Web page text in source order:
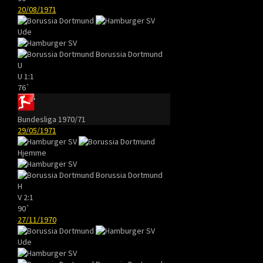
20/08/1971
Ude
Borussia Dortmund
U
U 1:1
76`
Bundesliga 1970/71
29/05/1971
Hjemme
Borussia Dortmund
H
V 2:1
90`
27/11/1970
Ude